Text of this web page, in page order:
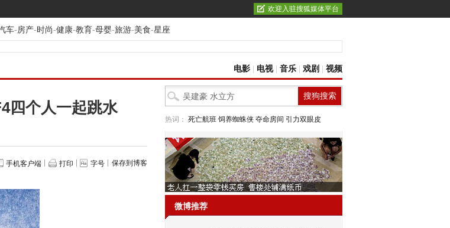
欢迎入驻搜狐媒体平台
车-房产-时尚-健康-教育-母婴-旅游-美食-星座
电影 电视| 音乐 戏剧 视频
四个人一起跳水
手机客户端 打印 字号 保存到博客
热词： 死亡航班 饲养蜘蛛侠 夺命房间 引力双眼皮
微博推荐